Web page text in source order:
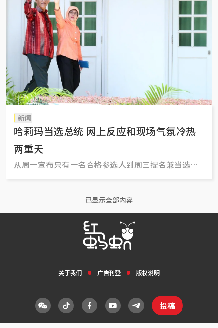
新闻
哈莉玛当选总统 网上反应和现场气氛冷热
两重天
从周一宣布只有一名合格参选人到周三提名兼当选，
已显示全部内容
关于我们 广告刊登 版权说明
投稿